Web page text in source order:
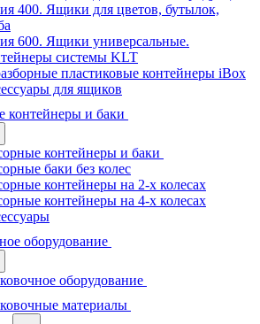
400. Ящики для цветов, бутылок,
600. Ящики универсальные.
системы KLT
пластиковые контейнеры iBox
для ящиков
контейнеры и баки
контейнеры и баки
баки без колес
контейнеры на 2-х колесах
контейнеры на 4-х колесах
оборудование
оборудование
материалы